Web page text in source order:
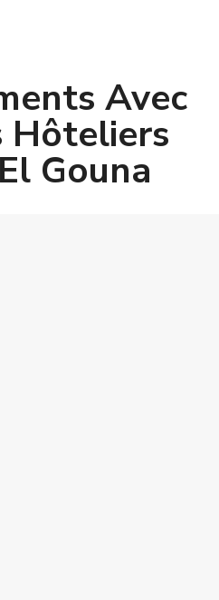
Avec
Hôteliers
Gouna